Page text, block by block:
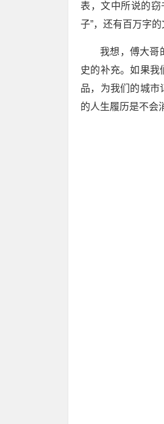
表，文中所说的窃
子”，还有百万字
我想，傅大哥
史的补充。如果
品，为我们的城市
的人生履历是不会